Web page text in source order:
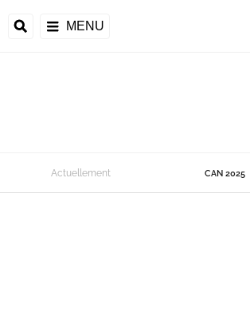
MENU
de la CAF
Actuellement CAN 2025